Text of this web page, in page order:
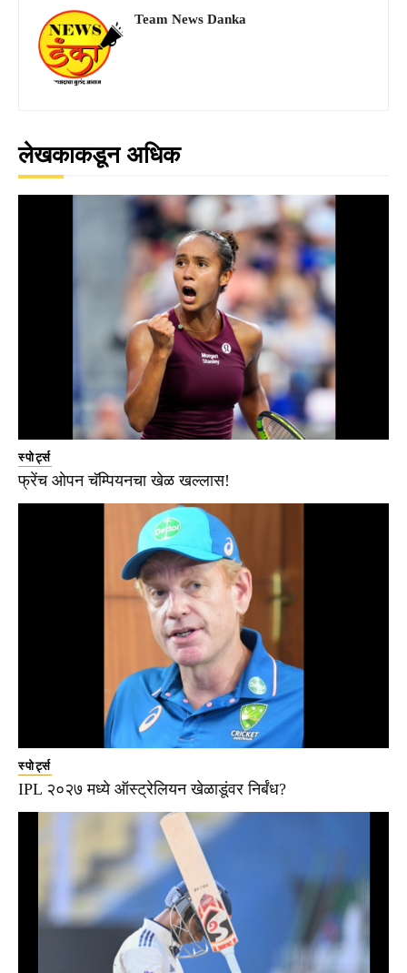
Team News Danka
लेखकाकडून अधिक
स्पोर्ट्स
फ्रेंच ओपन चॅम्पियनचा खेळ खल्लास!
स्पोर्ट्स
IPL २०२७ मध्ये ऑस्ट्रेलियन खेळाडूंवर निर्बंध?